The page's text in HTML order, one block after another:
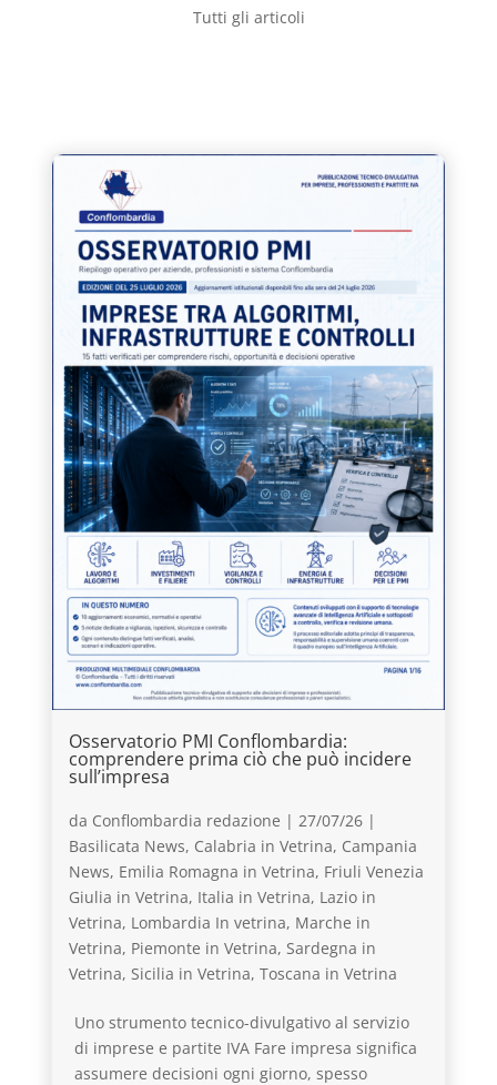
Tutti gli articoli
Osservatorio PMI Conflombardia:
comprendere prima ciò che può incidere
sull’impresa
da Conflombardia redazione | 27/07/26|
Basilicata News, Calabria in Vetrina, Campania
News, Emilia Romagna in Vetrina, Friuli Venezia
Giulia in Vetrina, Italia in Vetrina, Lazio in
Vetrina, Lombardia In vetrina, Marche in
Vetrina, Piemonte in Vetrina, Sardegna in
Vetrina, Sicilia in Vetrina, Toscana in Vetrina
Uno strumento tecnico-divulgativo al servizio
di imprese e partite IVA Fare impresa significa
assumere decisioni ogni giorno, spesso